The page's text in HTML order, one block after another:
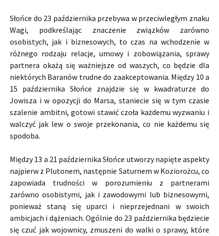
Słońce do 23 października przebywa w przeciwległym znaku
Wagi, podkreślając znaczenie związków zarówno
osobistych, jak i biznesowych, to czas na wchodzenie w
różnego rodzaju relacje, umowy i zobowiązania, sprawy
partnera okażą się ważniejsze od waszych, co będzie dla
niektórych Baranów trudne do zaakceptowania. Między 10 a
15 października Słońce znajdzie się w kwadraturze do
Jowisza i w opozycji do Marsa, staniecie się w tym czasie
szalenie ambitni, gotowi stawić czoła każdemu wyzwaniu i
walczyć jak lew o swoje przekonania, co nie każdemu się
spodoba.
Między 13 a 21 października Słońce utworzy napięte aspekty
najpierw z Plutonem, następnie Saturnem w Koziorożcu, co
zapowiada trudności w porozumieniu z partnerami
zarówno osobistymi, jak i zawodowymi lub biznesowymi,
ponieważ staną się uparci i nieprzejednani w swoich
ambicjach i dążeniach. Ogólnie do 23 października będziecie
się czuć jak wojownicy, zmuszeni do walki o sprawy, które